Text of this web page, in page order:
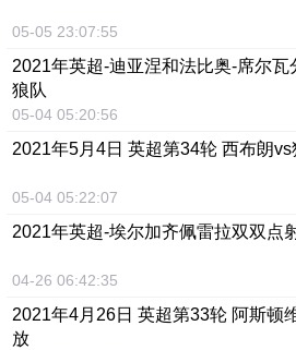
05-05 23:07:55
2021年英超-迪亚涅和法比奥-席尔
狼队
05-04 05:20:56
2021年5月4日 英超第34轮 西布朗
05-04 05:22:07
2021年英超-埃尔加齐佩雷拉双双点
04-26 06:42:35
2021年4月26日 英超第33轮 阿斯顿
放